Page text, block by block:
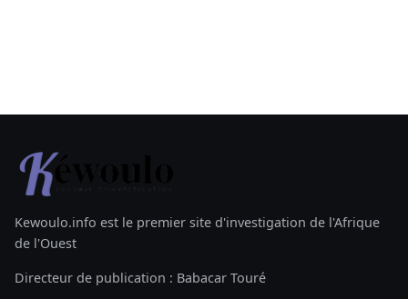
Kewoulo.info est le premier site d'investigation de l'Afrique
de l'Ouest
Directeur de publication : Babacar Touré